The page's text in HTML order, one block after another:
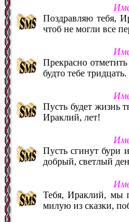
Поздравляю тебя,
чтоб не могли все
Прекрасно
будто тебе
Пусть будет жизнь
Ираклий, лет!
Пусть сгинут бури
добрый, светлый
Тебя, Ираклий, мы
милую из сказки,